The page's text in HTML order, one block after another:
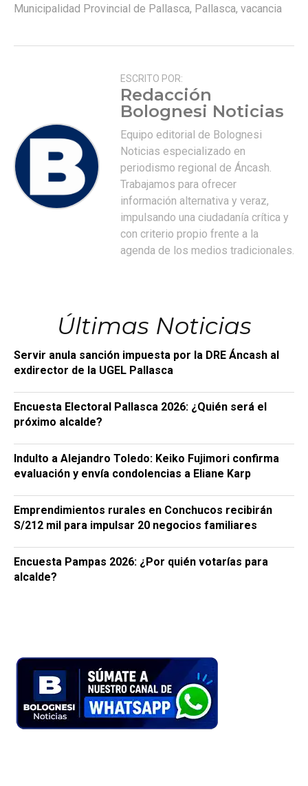
Municipalidad Provincial de Pallasca, Pallasca, vacancia
ESCRITO POR:
Redacción
Bolognesi Noticias
Equipo editorial de Bolognesi
Noticias especializado en
periodismo regional de Áncash.
Trabajamos para ofrecer
información alternativa y veraz,
impulsando una ciudadanía crítica y
con criterio propio frente a la
agenda de los medios tradicionales.
Últimas Noticias
Servir anula sanción impuesta por la DRE Áncash al
exdirector de la UGEL Pallasca
Encuesta Electoral Pallasca 2026: ¿Quién será el
próximo alcalde?
Indulto a Alejandro Toledo: Keiko Fujimori confirma
evaluación y envía condolencias a Eliane Karp
Emprendimientos rurales en Conchucos recibirán
S/212 mil para impulsar 20 negocios familiares
Encuesta Pampas 2026: ¿Por quién votarías para
alcalde?